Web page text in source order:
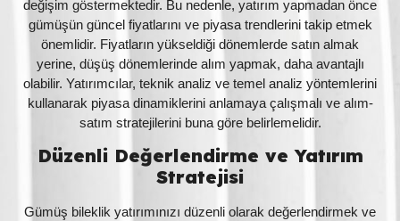
değişim göstermektedir. Bu nedenle, yatırım yapmadan önce
gümüşün güncel fiyatlarını ve piyasa trendlerini takip etmek
önemlidir. Fiyatların yükseldiği dönemlerde satın almak
yerine, düşüş dönemlerinde alım yapmak, daha avantajlı
olabilir. Yatırımcılar, teknik analiz ve temel analiz yöntemlerini
kullanarak piyasa dinamiklerini anlamaya çalışmalı ve alım-
satım stratejilerini buna göre belirlemelidir.
Düzenli Değerlendirme ve Yatırım
Stratejisi
Gümüş bileklik yatırımınızı düzenli olarak değerlendirmek ve